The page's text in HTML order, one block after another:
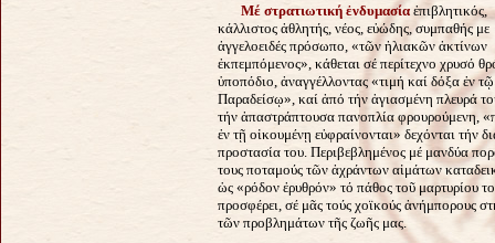
Μέ στρατιωτική ἐνδυμασία ἐπιβλητικός,
κάλλιστος ἀθλητής, νέος, εὐώδης, συμπαθής με
ἀγγελοειδές πρόσωπο, «τῶν ἡλιακῶν ἀκτίνων
ἐκπεμπόμενος», κάθεται σέ περίτεχνο χρυσό
ὑποπόδιο, ἀναγγέλλοντας «τιμή καί δόξα ἐν τῷ
Παραδείσῳ», καί ἀπό τήν ἁγιασμένη πλευρά
τήν ἀπαστράπτουσα πανοπλία φρουρούμενη,
ἐν τῇ οἰκουμένῃ εὐφραίνονται» δεχόνται τήν
προστασία του. Περιβεβλημένος μέ μανδύα
τους ποταμούς τῶν ἀχράντων αἱμάτων
ὡς «ρόδον ἐρυθρόν» τό πάθος τοῦ μαρτυρίου
προσφέρει, σέ μᾶς τούς χοϊκούς ἀνήμπορους
τῶν προβλημάτων τῆς ζωῆς μας.